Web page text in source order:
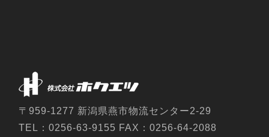
〒959-1277 新潟県燕市物流センター2-29
TEL：0256-63-9155 FAX：0256-64-2088